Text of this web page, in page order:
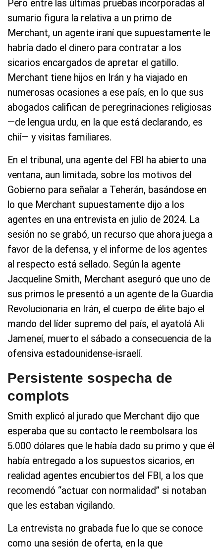
Pero entre las últimas pruebas incorporadas al
sumario figura la relativa a un primo de
Merchant, un agente iraní que supuestamente le
habría dado el dinero para contratar a los
sicarios encargados de apretar el gatillo.
Merchant tiene hijos en Irán y ha viajado en
numerosas ocasiones a ese país, en lo que sus
abogados califican de peregrinaciones religiosas
—de lengua urdu, en la que está declarando, es
chií— y visitas familiares.
En el tribunal, una agente del FBI ha abierto una
ventana, aun limitada, sobre los motivos del
Gobierno para señalar a Teherán, basándose en
lo que Merchant supuestamente dijo a los
agentes en una entrevista en julio de 2024. La
sesión no se grabó, un recurso que ahora juega a
favor de la defensa, y el informe de los agentes
al respecto está sellado. Según la agente
Jacqueline Smith, Merchant aseguró que uno de
sus primos le presentó a un agente de la Guardia
Revolucionaria en Irán, el cuerpo de élite bajo el
mando del líder supremo del país, el ayatolá Ali
Jameneí, muerto el sábado a consecuencia de la
ofensiva estadounidense-israelí.
Persistente sospecha de
complots
Smith explicó al jurado que Merchant dijo que
esperaba que su contacto le reembolsara los
5.000 dólares que le había dado su primo y que él
había entregado a los supuestos sicarios, en
realidad agentes encubiertos del FBI, a los que
recomendó “actuar con normalidad” si notaban
que les estaban vigilando.
La entrevista no grabada fue lo que se conoce
como una sesión de oferta, en la que